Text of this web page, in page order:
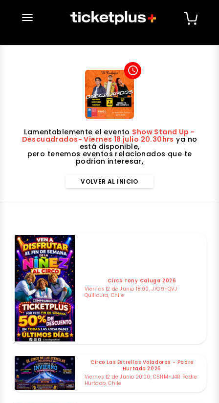
desplegar navegación
access_time
Lamentablemente el evento Show Stand Up -
Descuadrados- Viernes 18 julio 20.30hrs ya no
está disponible,
pero tenemos eventos relacionados que te
podrian interesar,
VOLVER AL INICIO
Circo Tony Caluga 2026
Viernes 12 de Junio 18:00, J7G9+QVJ
Quilicura, Chile
Circo Las Estrellas Voladoras - Padre
Hurtado 2026
Viernes 12 de Junio 20:00, C5HM+J4R Padre
Hurtado, Chile